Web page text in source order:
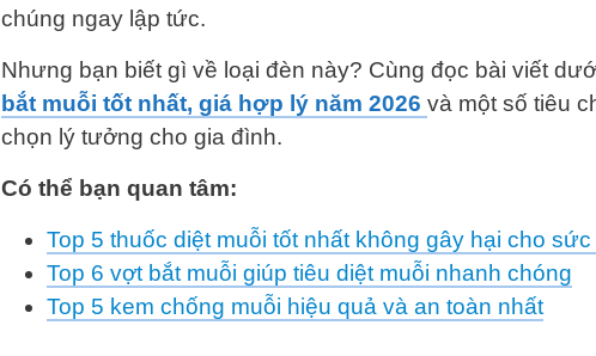
chúng ngay lập tức.
Nhưng bạn biết gì về loại đèn này? Cùng đọc bài viết
bắt muỗi tốt nhất, giá hợp lý năm 2026 và một số tiêu
chọn lý tưởng cho gia đình.
Có thể bạn quan tâm:
Top 5 thuốc diệt muỗi tốt nhất không gây hại cho
Top 6 vợt bắt muỗi giúp tiêu diệt muỗi nhanh chóng
Top 5 kem chống muỗi hiệu quả và an toàn nhất